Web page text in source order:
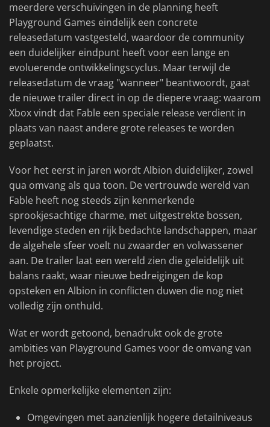
meerdere verschuivingen in de planning heeft
Playground Games eindelijk een concrete
releasedatum vastgesteld, waardoor de community
een duidelijker eindpunt heeft voor een lange en
evoluerende ontwikkelingscyclus. Maar terwijl de
releasedatum de vraag "wanneer" beantwoordt, gaat
de nieuwe trailer direct in op de diepere vraag: waarom
Xbox vindt dat Fable een speciale release verdient in
plaats van naast andere grote releases te worden
geplaatst.
Voor het eerst in jaren wordt Albion duidelijker, zowel
qua omvang als qua toon. De vertrouwde wereld van
Fable heeft nog steeds zijn kenmerkende
sprookjesachtige charme, met uitgestrekte bossen,
levendige steden en rijk bedachte landschappen, maar
de algehele sfeer voelt nu zwaarder en volwassener
aan. De trailer laat een wereld zien die geleidelijk uit
balans raakt, waar nieuwe bedreigingen de kop
opsteken en Albion in conflicten duwen die nog niet
volledig zijn onthuld.
Wat er wordt getoond, benadrukt ook de grote
ambities van Playground Games voor de omvang van
het project.
Enkele opmerkelijke elementen zijn:
Omgevingen met aanzienlijk hogere detailniveaus